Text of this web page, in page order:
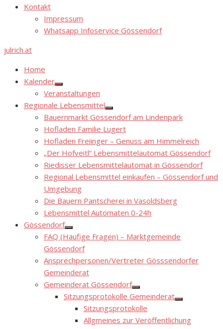
Kontakt
Impressum
Whatsapp Infoservice Gössendorf
julrich.at
Home
Kalender
Show
sub
menu
Veranstaltungen
Regionale Lebensmittel
Show
sub
menu
Bauernmarkt Gössendorf am Lindenpark
Hofladen Familie Lugert
Hofladen Freiinger – Genuss am Himmelreich
„Der Hofveitl“ Lebensmittelautomat Gössendorf
Riedisser Lebensmittelautomat in Gössendorf
Regional Lebensmittel einkaufen – Gössendorf und
Umgebung
Die Bauern Pantscherei in Vasoldsberg
Lebensmittel Automaten 0-24h
Gössendorf
Show
sub
menu
FAQ (Häufige Fragen) – Marktgemeinde
Gössendorf
Ansprechpersonen/Vertreter Gösssendorfer
Gemeinderat
Gemeinderat Gössendorf
Show
sub
menu
Sitzungsprotokolle Gemeinderat
Show
menu
Sitzungsprotokolle
Allgmeines zur Veröffentlichung